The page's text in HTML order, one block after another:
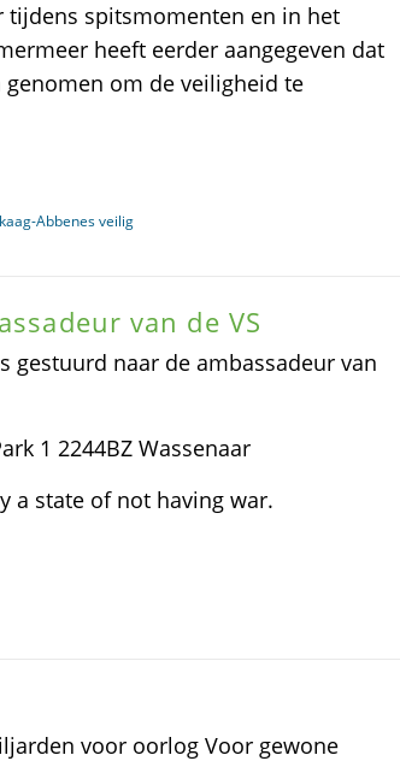
tijdens spitsmomenten en in het
heeft eerder aangegeven dat
om de veiligheid te
Abbenes veilig
van de VS
gestuurd naar de ambassadeur van
1 2244BZ Wassenaar
a state of not having war.
voor oorlog Voor gewone